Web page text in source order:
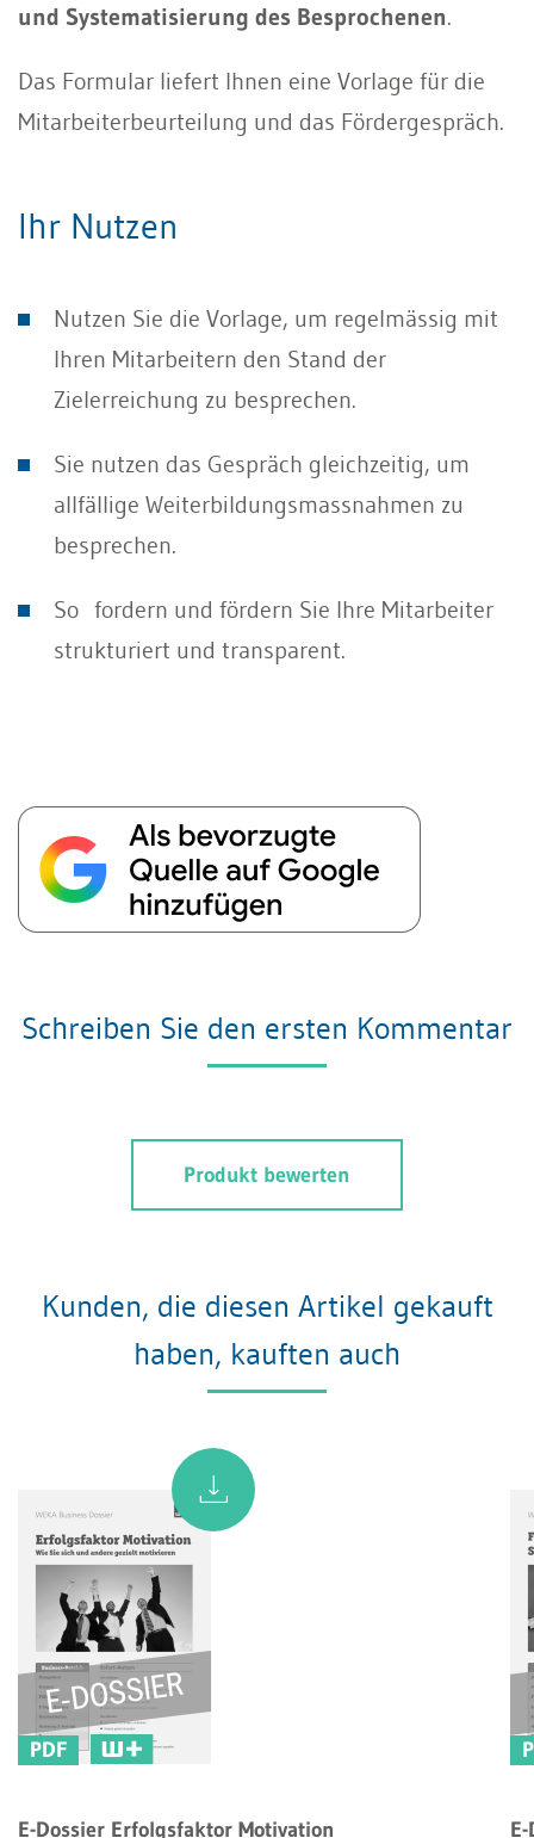
und Systematisierung des Besprochenen.
Das Formular liefert Ihnen eine Vorlage für die
Mitarbeiterbeurteilung und das Fördergespräch.
Ihr Nutzen
Nutzen Sie die Vorlage, um regelmässig mit
Ihren Mitarbeitern den Stand der
Zielerreichung zu besprechen.
Sie nutzen das Gespräch gleichzeitig, um
allfällige Weiterbildungsmassnahmen zu
besprechen.
So fordern und fördern Sie Ihre Mitarbeiter
strukturiert und transparent.
Schreiben Sie den ersten Kommentar
Produkt bewerten
Kunden, die diesen Artikel gekauft
haben, kauften auch
PDF
E-Dossier Erfolgsfaktor Motivation